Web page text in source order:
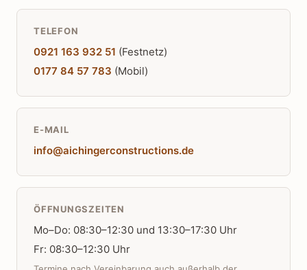
TELEFON
0921 163 932 51 (Festnetz)
0177 84 57 783 (Mobil)
E-MAIL
info@aichingerconstructions.de
ÖFFNUNGSZEITEN
Mo–Do: 08:30–12:30 und 13:30–17:30 Uhr
Fr: 08:30–12:30 Uhr